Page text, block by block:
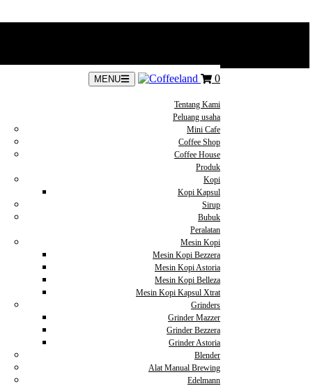
MENU 0
Tentang Kami
Peluang usaha
Mini Cafe
Coffee Shop
Coffee House
Produk
Kopi
Kopi Kapsul
Sirup
Bubuk
Peralatan
Mesin Kopi
Mesin Kopi Bezzera
Mesin Kopi Astoria
Mesin Kopi Belleza
Mesin Kopi Kapsul Xtrat
Grinders
Grinder Mazzer
Grinder Bezzera
Grinder Astoria
Blender
Alat Manual Brewing
Edelmann